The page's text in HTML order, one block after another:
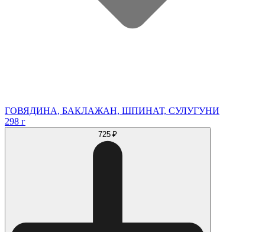
ГОВЯДИНА, БАКЛАЖАН, ШПИНАТ, СУЛУГУНИ
298 г
725 ₽